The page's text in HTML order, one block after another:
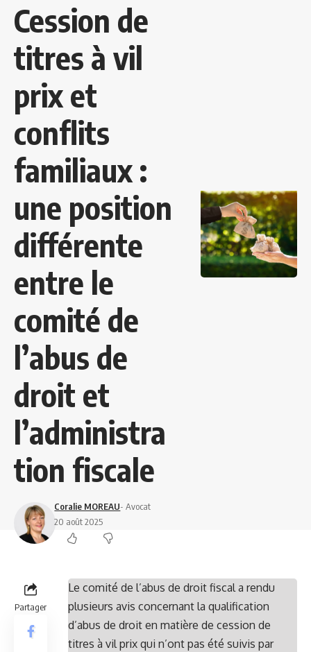
Cession de
titres à vil
prix et
conflits
familiaux :
une position
différente
entre le
comité de
l’abus de
droit et
l’administra
tion fiscale
Coralie MOREAU- Avocat
20 août 2025
Partager
Le comité de l’abus de droit fiscal a rendu
plusieurs avis concernant la qualification
d’abus de droit en matière de cession de
titres à vil prix qui n’ont pas été suivis par